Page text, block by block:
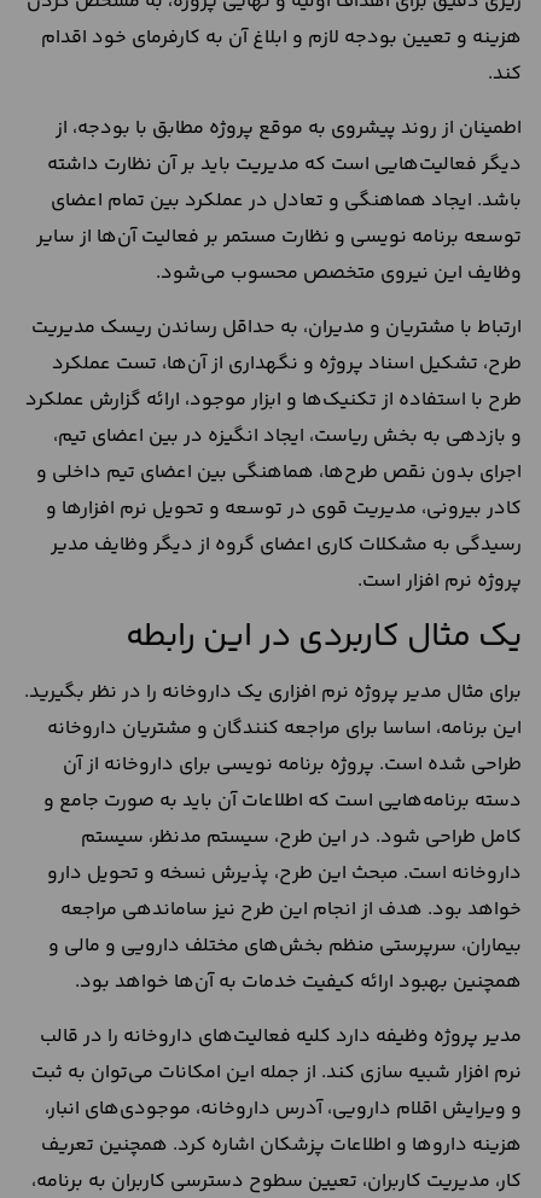
هزینه و تعیین بودجه لازم و ابلاغ آن به کارفرمای خود اقدام
کند.
اطمینان از روند پیشروی به موقع پروژه مطابق با بودجه، از
دیگر فعالیت‌هایی است که مدیریت باید بر آن نظارت داشته
باشد. ایجاد هماهنگی و تعادل در عملکرد بین تمام اعضای
توسعه برنامه نویسی و نظارت مستمر بر فعالیت آن‌ها از سایر
وظایف این نیروی متخصص محسوب می‌شود.
ارتباط با مشتریان و مدیران، به حداقل رساندن ریسک‌ مدیریت
طرح، تشکیل اسناد پروژه و نگهداری از آن‌ها، تست عملکرد
طرح با استفاده از تکنیک‌ها و ابزار موجود، ارائه گزارش عملکرد
و بازدهی به بخش ریاست، ایجاد انگیزه در بین اعضای تیم،
اجرای بدون نقص طرح‌ها، هماهنگی بین اعضای تیم داخلی و
کادر بیرونی، مدیریت قوی در توسعه و تحویل نرم افزارها و
رسیدگی به مشکلات کاری اعضای گروه از دیگر وظایف مدیر
پروژه نرم افزار است.
یک مثال کاربردی در این رابطه
برای مثال مدیر پروژه نرم افزاری یک داروخانه را در نظر بگیرید.
این برنامه، اساسا برای مراجعه کنندگان و مشتریان داروخانه
طراحی شده است. پروژه‌ برنامه نویسی برای داروخانه از آن
دسته برنامه‌هایی است که اطلاعات آن باید به صورت جامع و
کامل طراحی شود. در این طرح، سیستم مدنظر، سیستم
داروخانه است. مبحث این طرح، پذیرش نسخه و تحویل دارو
خواهد بود. هدف از انجام این طرح نیز ساماندهی مراجعه
بیماران، سرپرستی منظم بخش‌های مختلف دارویی و مالی و
همچنین بهبود ارائه کیفیت خدمات به آن‌ها خواهد بود.
مدیر پروژه وظیفه دارد کلیه فعالیت‌های داروخانه را در قالب
نرم افزار شبیه سازی کند. از جمله این امکانات می‌توان به ثبت
و ویرایش اقلام دارویی، آدرس داروخانه، موجودی‌های انبار،
هزینه داروها و اطلاعات پزشکان اشاره کرد. همچنین تعریف
کار، مدیریت کاربران، تعیین سطوح دسترسی کاربران به برنامه،